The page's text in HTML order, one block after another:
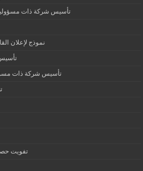
تأسيس شركة ذات
نموذج لإعلان
تأسيس شركة ذات
تفويت